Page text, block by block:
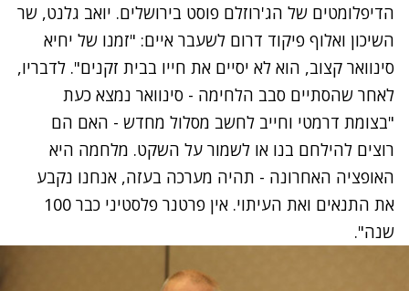
הדיפלומטים של הג'רוזלם פוסט בירושלים. יואב גלנט, שר
השיכון ואלוף פיקוד דרום לשעבר איים: "זמנו של יחיא
סינוואר קצוב, הוא לא יסיים את חייו בבית זקנים". לדבריו,
לאחר שהסתיים סבב הלחימה - סינוואר נמצא כעת
"בצומת דרמטי וחייב לחשב מסלול מחדש - האם הם
רוצים להילחם בנו או לשמור על השקט. מלחמה היא
האופציה האחרונה - תהיה מערכה בעזה, אנחנו נקבע
את התנאים ואת העיתוי. אין פרטנר פלסטיני כבר 100
שנה".